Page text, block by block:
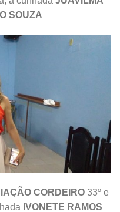
SOUZA
CORDEIRO 33º e
IVONETE RAMOS